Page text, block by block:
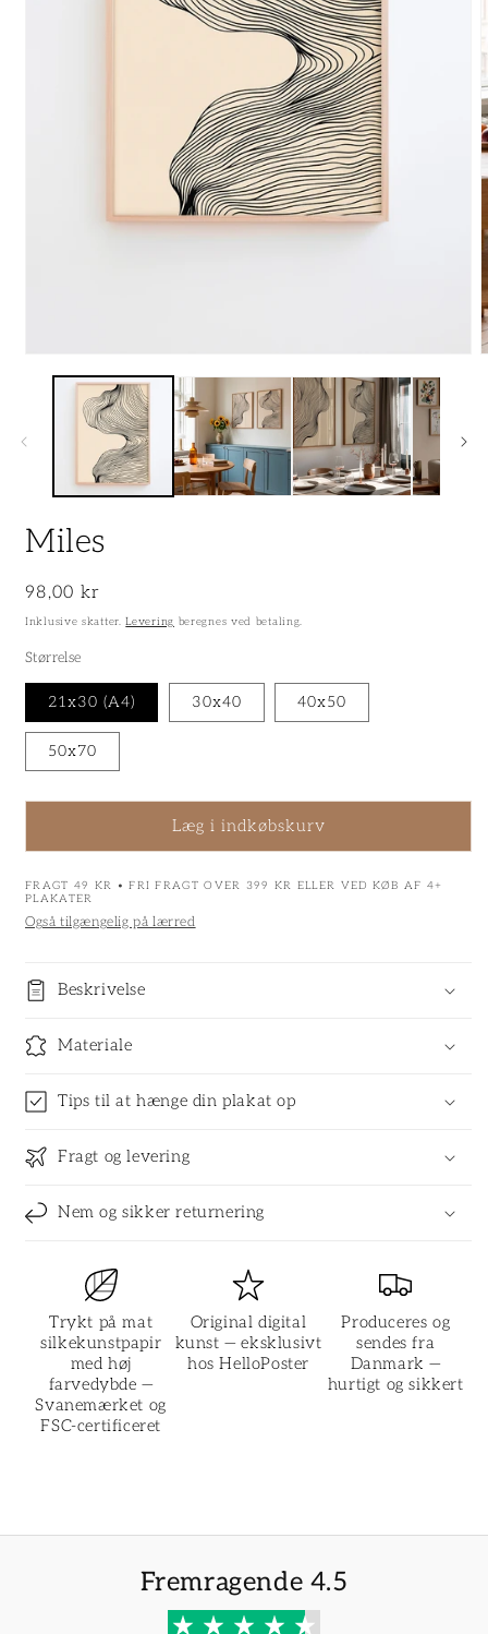
Miles
Normalpris
98,00 kr
Inklusive skatter.Levering beregnes ved betaling.
Størrelse
21x30 (A4) 30x40 40x50
50x70
Læg i indkøbskurv
FRAGT 49 KR • FRI FRAGT OVER 399 KR ELLER VED KØB AF 4+
PLAKATER
Også tilgængelig på lærred
Beskrivelse
Materiale
Tips til at hænge din plakat op
Fragt og levering
Nem og sikker returnering
Trykt på mat
silkekunstpapir
med høj
farvedybde —
Svanemærket og
FSC-certificeret
Original digital
kunst — eksklusivt
hos HelloPoster
Produceres og
sendes fra
Danmark —
hurtigt og sikkert
Fremragende 4.5